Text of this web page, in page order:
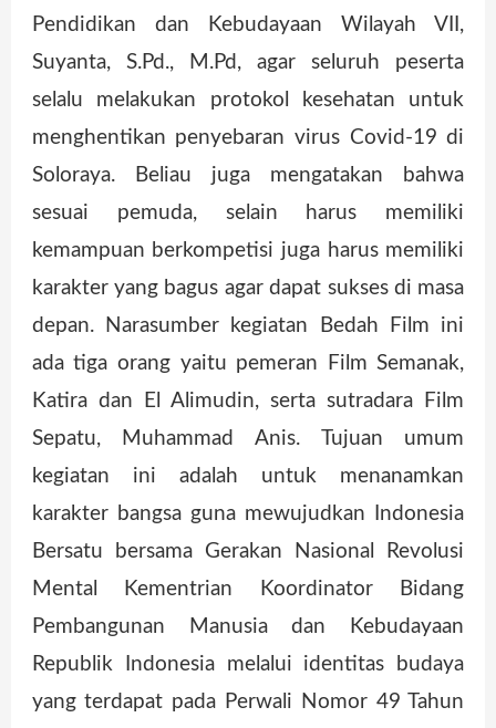
Pendidikan dan Kebudayaan Wilayah VII,
Suyanta, S.Pd., M.Pd, agar seluruh peserta
selalu melakukan protokol kesehatan untuk
menghentikan penyebaran virus Covid-19 di
Soloraya. Beliau juga mengatakan bahwa
sesuai pemuda, selain harus memiliki
kemampuan berkompetisi juga harus memiliki
karakter yang bagus agar dapat sukses di masa
depan. Narasumber kegiatan Bedah Film ini
ada tiga orang yaitu pemeran Film Semanak,
Katira dan El Alimudin, serta sutradara Film
Sepatu, Muhammad Anis. Tujuan umum
kegiatan ini adalah untuk menanamkan
karakter bangsa guna mewujudkan Indonesia
Bersatu bersama Gerakan Nasional Revolusi
Mental Kementrian Koordinator Bidang
Pembangunan Manusia dan Kebudayaan
Republik Indonesia melalui identitas budaya
yang terdapat pada Perwali Nomor 49 Tahun